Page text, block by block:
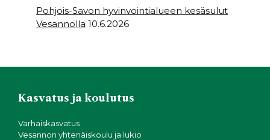
Pohjois-Savon hyvinvointialueen kesäsulut
Vesannolla 10.6.2026
Kasvatus ja koulutus
Varhaiskasvatus
Vesannon yhtenäiskoulu ja lukio